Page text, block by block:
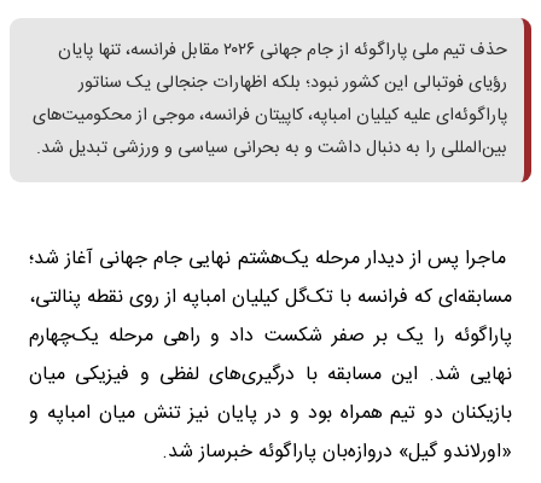
حذف تیم ملی پاراگوئه از جام جهانی ۲۰۲۶ مقابل فرانسه، تنها پایان
رؤیای فوتبالی این کشور نبود؛ بلکه اظهارات جنجالی یک سناتور
پاراگوئه‌ای علیه کیلیان امباپه، کاپیتان فرانسه، موجی از محکومیت‌های
بین‌المللی را به دنبال داشت و به بحرانی سیاسی و ورزشی تبدیل شد.
ماجرا پس از دیدار مرحله یک‌هشتم نهایی جام جهانی آغاز شد؛
مسابقه‌ای که فرانسه با تک‌گل کیلیان امباپه از روی نقطه پنالتی،
پاراگوئه را یک بر صفر شکست داد و راهی مرحله یک‌چهارم
نهایی شد. این مسابقه با درگیری‌های لفظی و فیزیکی میان
بازیکنان دو تیم همراه بود و در پایان نیز تنش میان امباپه و
«اورلاندو گیل» دروازه‌بان پاراگوئه خبرساز شد.